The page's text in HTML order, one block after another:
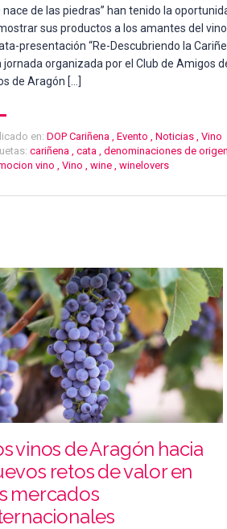
nace de las piedras” han tenido la
sus productos a los amantes del
presentación “Re-Descubriendo la
jornada organizada por el Club de Amigos
de Aragón […]
en: DOP Cariñena Evento Noticias Vino
cariñena cata denominaciones de origen
vino
Vino wine winelovers
vinos de Aragón hacia
retos de valor en
mercados